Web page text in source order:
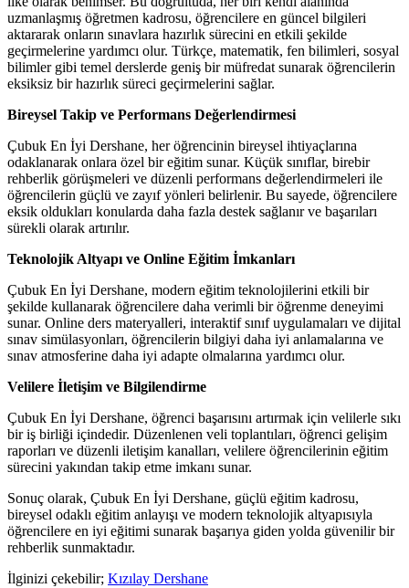
uzmanlaşmış öğretmen kadrosu, öğrencilere en güncel bilgileri
aktararak onların sınavlara hazırlık sürecini en etkili şekilde
geçirmelerine yardımcı olur. Türkçe, matematik, fen bilimleri, sosyal
bilimler gibi temel derslerde geniş bir müfredat sunarak öğrencilerin
eksiksiz bir hazırlık süreci geçirmelerini sağlar.
Bireysel Takip ve Performans Değerlendirmesi
Çubuk En İyi Dershane, her öğrencinin bireysel ihtiyaçlarına
odaklanarak onlara özel bir eğitim sunar. Küçük sınıflar, birebir
rehberlik görüşmeleri ve düzenli performans değerlendirmeleri ile
öğrencilerin güçlü ve zayıf yönleri belirlenir. Bu sayede, öğrencilere
eksik oldukları konularda daha fazla destek sağlanır ve başarıları
sürekli olarak artırılır.
Teknolojik Altyapı ve Online Eğitim İmkanları
Çubuk En İyi Dershane, modern eğitim teknolojilerini etkili bir
şekilde kullanarak öğrencilere daha verimli bir öğrenme deneyimi
sunar. Online ders materyalleri, interaktif sınıf uygulamaları ve dijital
sınav simülasyonları, öğrencilerin bilgiyi daha iyi anlamalarına ve
sınav atmosferine daha iyi adapte olmalarına yardımcı olur.
Velilere İletişim ve Bilgilendirme
Çubuk En İyi Dershane, öğrenci başarısını artırmak için velilerle sıkı
bir iş birliği içindedir. Düzenlenen veli toplantıları, öğrenci gelişim
raporları ve düzenli iletişim kanalları, velilere öğrencilerinin eğitim
sürecini yakından takip etme imkanı sunar.
Sonuç olarak, Çubuk En İyi Dershane, güçlü eğitim kadrosu,
bireysel odaklı eğitim anlayışı ve modern teknolojik altyapısıyla
öğrencilere en iyi eğitimi sunarak başarıya giden yolda güvenilir bir
rehberlik sunmaktadır.
İlginizi çekebilir; Kızılay Dershane